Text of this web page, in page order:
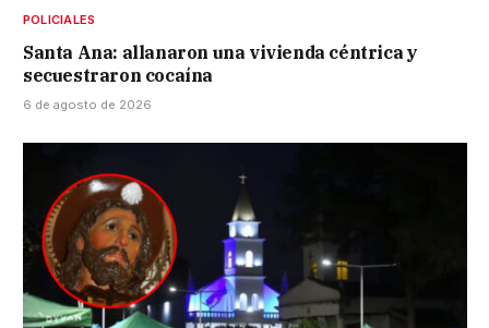
POLICIALES
Santa Ana: allanaron una vivienda céntrica y
secuestraron cocaína
6 de agosto de 2026